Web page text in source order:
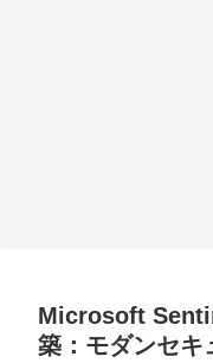
Microsoft
築：モダンセキ